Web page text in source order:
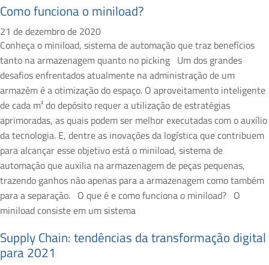
Como funciona o miniload?
21 de dezembro de 2020
Conheça o miniload, sistema de automação que traz benefícios
tanto na armazenagem quanto no picking Um dos grandes
desafios enfrentados atualmente na administração de um
armazém é a otimização do espaço. O aproveitamento inteligente
de cada m² do depósito requer a utilização de estratégias
aprimoradas, as quais podem ser melhor executadas com o auxílio
da tecnologia. E, dentre as inovações da logística que contribuem
para alcançar esse objetivo está o miniload, sistema de
automação que auxilia na armazenagem de peças pequenas,
trazendo ganhos não apenas para a armazenagem como também
para a separação. O que é e como funciona o miniload? O
miniload consiste em um sistema
Supply Chain: tendências da transformação digital
para 2021